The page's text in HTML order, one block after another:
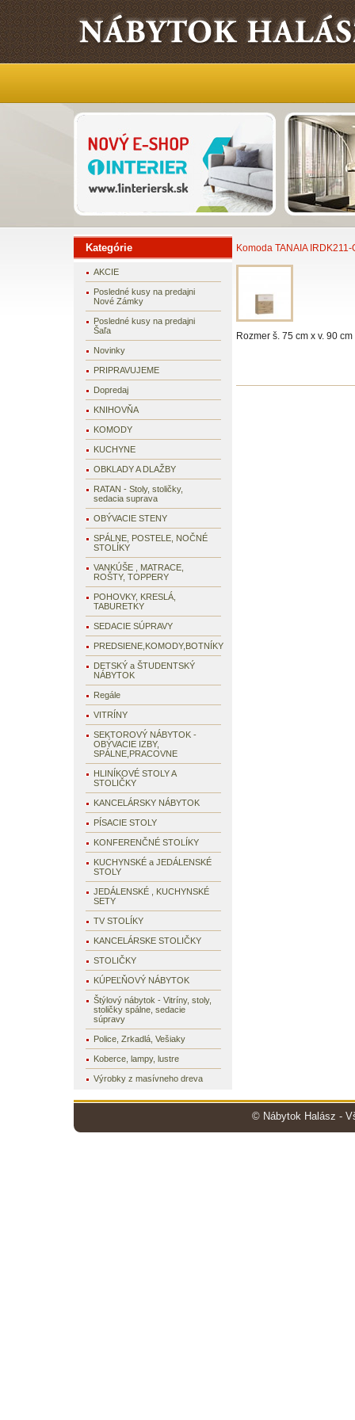
Kategórie
AKCIE
Posledné kusy na predajni
Nové Zámky
Posledné kusy na predajni
Šaľa
Novinky
PRIPRAVUJEME
Dopredaj
KNIHOVŇA
KOMODY
KUCHYNE
OBKLADY A DLAŽBY
RATAN - Stoly, stoličky,
sedacia suprava
OBÝVACIE STENY
SPÁLNE, POSTELE, NOČNÉ
STOLÍKY
VANKÚŠE , MATRACE,
ROŠTY, TOPPERY
POHOVKY, KRESLÁ,
TABURETKY
SEDACIE SÚPRAVY
PREDSIENE,KOMODY,BOTNÍKY
DETSKÝ a ŠTUDENTSKÝ
NÁBYTOK
Regále
VITRÍNY
SEKTOROVÝ NÁBYTOK -
OBÝVACIE IZBY,
SPÁLNE,PRACOVNE
HLINÍKOVÉ STOLY A
STOLIČKY
KANCELÁRSKY NÁBYTOK
PÍSACIE STOLY
KONFERENČNÉ STOLÍKY
KUCHYNSKÉ a JEDÁLENSKÉ
STOLY
JEDÁLENSKÉ , KUCHYNSKÉ
SETY
TV STOLÍKY
KANCELÁRSKE STOLIČKY
STOLIČKY
KÚPEĽŇOVÝ NÁBYTOK
Štýlový nábytok - Vitríny, stoly,
stoličky spálne, sedacie
súpravy
Police, Zrkadlá, Vešiaky
Koberce, lampy, lustre
Výrobky z masívneho dreva
Komoda TANAIA IRDK211-
Rozmer š. 75 cm x v. 90
© Nábytok Halász -